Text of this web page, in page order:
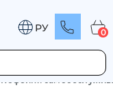
РУ 0
Кофейня